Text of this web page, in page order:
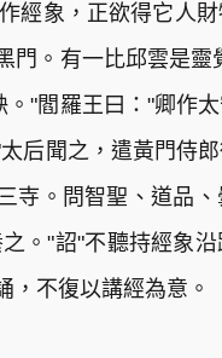
經象，正欲得它人
門。有一比邱雲是靈
"閻羅王曰："卿作太
后聞之，遣黃門侍
寺。問智聖、道品
。"詔"不聽持經象
，不復以講經為意。